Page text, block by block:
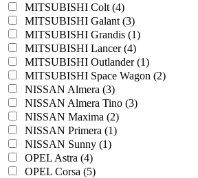
MITSUBISHI Colt (4)
MITSUBISHI Galant (3)
MITSUBISHI Grandis (1)
MITSUBISHI Lancer (4)
MITSUBISHI Outlander (1)
MITSUBISHI Space Wagon (2)
NISSAN Almera (3)
NISSAN Almera Tino (3)
NISSAN Maxima (2)
NISSAN Primera (1)
NISSAN Sunny (1)
OPEL Astra (4)
OPEL Corsa (5)